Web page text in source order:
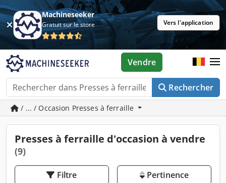
Machineseeker
Gratuit sur le store Vers l'application
Rechercher
Vendre
/ ... / Occasion Presses à ferraille
Presses à ferraille d'occasion à vendre
(9)
Filtre Pertinence